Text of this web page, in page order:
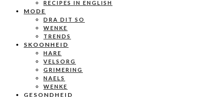
RECIPES IN ENGLISH
MODE
DRA DIT SO
WENKE
TRENDS
SKOONHEID
HARE
VELSORG
GRIMERING
NAELS
WENKE
GESONDHEID